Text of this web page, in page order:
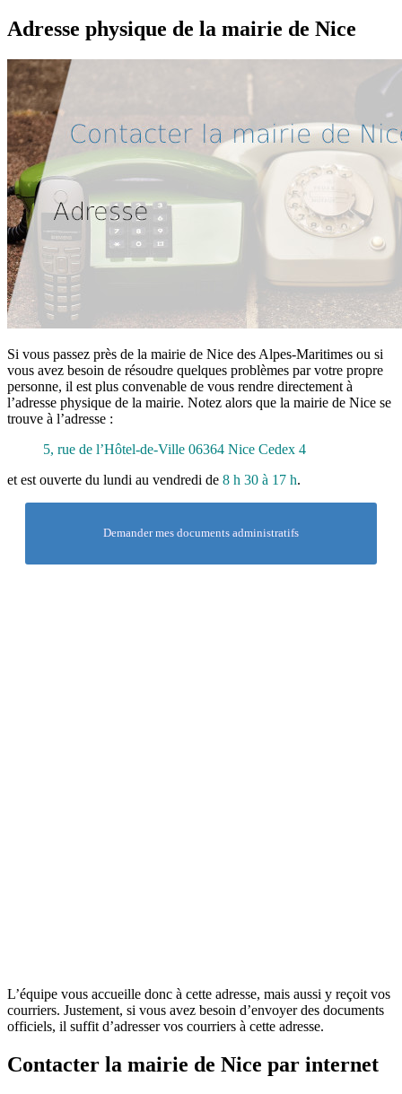
Adresse physique de la mairie de Nice
Si vous passez près de la mairie de Nice des Alpes-Maritimes ou si
vous avez besoin de résoudre quelques problèmes par votre propre
personne, il est plus convenable de vous rendre directement à
l’adresse physique de la mairie. Notez alors que la mairie de Nice se
trouve à l’adresse :
5, rue de l’Hôtel-de-Ville 06364 Nice Cedex 4
et est ouverte du lundi au vendredi de 8 h 30 à 17 h.
Demander mes documents administratifs
L’équipe vous accueille donc à cette adresse, mais aussi y reçoit vos
courriers. Justement, si vous avez besoin d’envoyer des documents
officiels, il suffit d’adresser vos courriers à cette adresse.
Contacter la mairie de Nice par internet